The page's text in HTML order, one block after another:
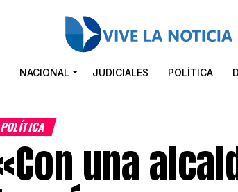
NACIONAL JUDICIALES POLÍTICA
POLÍTICA
una